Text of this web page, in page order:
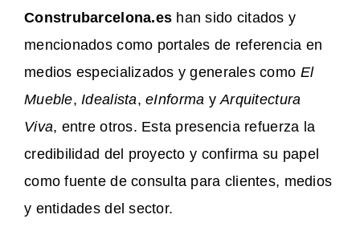
Construbarcelona.es han sido citados y
mencionados como portales de referencia en
medios especializados y generales como El
Mueble,Idealista,eInforma yArquitectura
Viva, entre otros. Esta presencia refuerza la
credibilidad del proyecto y confirma su papel
como fuente de consulta para clientes, medios
y entidades del sector.